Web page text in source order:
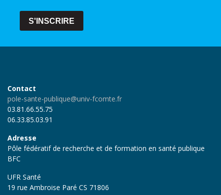
S'INSCRIRE
Contact
pole-sante-publique@univ-fcomte.fr
03.81.66.55.75
06.33.85.03.91
Adresse
Pôle fédératif de recherche et de formation en santé publique
BFC
UFR Santé
19 rue Ambroise Paré CS 71806